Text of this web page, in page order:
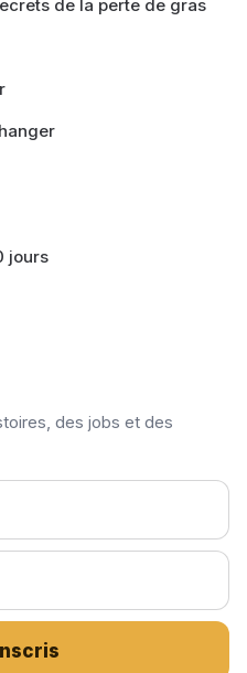
de la perte de gras
jours
des jobs et des